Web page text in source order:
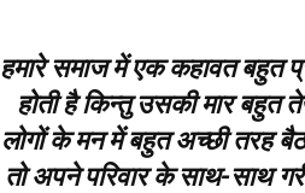
हमारे समाज में एक कहावत बहुत
होती है किन्तु उसकी मार बहुत
लोगों के मन में बहुत अच्छी तरह
तो अपने परिवार के साथ-साथ